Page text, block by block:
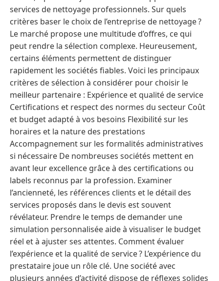
services de nettoyage professionnels. Sur quels
critères baser le choix de l’entreprise de nettoyage ?
Le marché propose une multitude d’offres, ce qui
peut rendre la sélection complexe. Heureusement,
certains éléments permettent de distinguer
rapidement les sociétés fiables. Voici les principaux
critères de sélection à considérer pour choisir le
meilleur partenaire : Expérience et qualité de service
Certifications et respect des normes du secteur Coût
et budget adapté à vos besoins Flexibilité sur les
horaires et la nature des prestations
Accompagnement sur les formalités administratives
si nécessaire De nombreuses sociétés mettent en
avant leur excellence grâce à des certifications ou
labels reconnus par la profession. Examiner
l’ancienneté, les références clients et le détail des
services proposés dans le devis est souvent
révélateur. Prendre le temps de demander une
simulation personnalisée aide à visualiser le budget
réel et à ajuster ses attentes. Comment évaluer
l’expérience et la qualité de service ? L’expérience du
prestataire joue un rôle clé. Une société avec
plusieurs années d’activité dispose de réflexes solides